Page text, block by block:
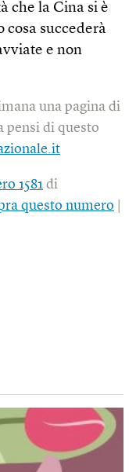
che la Cina si è
cosa succederà
e non
una pagina di
pensi di questo
1581 di
questo numero